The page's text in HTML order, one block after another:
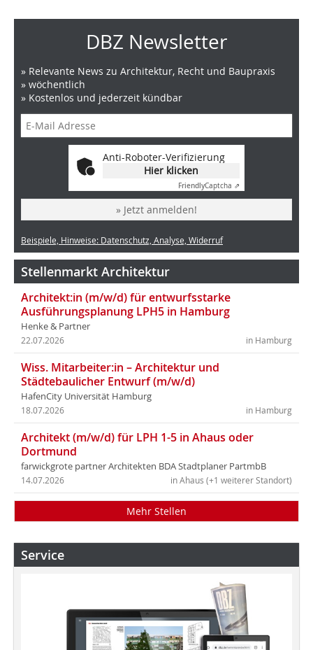
DBZ Newsletter
» Relevante News zu Architektur, Recht und Baupraxis
» wöchentlich
» Kostenlos und jederzeit kündbar
Anti-Roboter-Verifizierung
Hier klicken
FriendlyCaptcha ⇗
» Jetzt anmelden!
Beispiele, Hinweise: Datenschutz, Analyse, Widerruf
Stellenmarkt Architektur
Architekt:in (m/w/d) für entwurfsstarke
Ausführungsplanung LPH5 in Hamburg
Henke & Partner
in Hamburg
22.07.2026
Wiss. Mitarbeiter:in – Architektur und
Städtebaulicher Entwurf (m/w/d)
HafenCity Universität Hamburg
in Hamburg
18.07.2026
Architekt (m/w/d) für LPH 1-5 in Ahaus oder
Dortmund
farwickgrote partner Architekten BDA Stadtplaner PartmbB
in Ahaus (+1 weiterer Standort)
14.07.2026
Mehr Stellen
Service